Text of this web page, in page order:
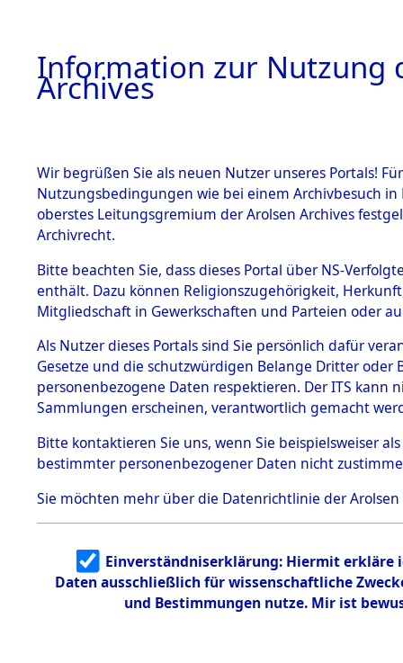
BESTÄNDE
1.
mente
5. Verschiedenes
5.3
Todesmärsche
5.3.1 Alliierte
Erhebungen
zu
Todesmärsch
en
5.3.2
Identifizierun
g
5.3.3
Todesmärsch
und
0064
Information zur Nutzung
Archives
Wir begrüßen Sie als neuen Nutzer unseres Portals!
Nutzungsbedingungen wie bei einem Archivbesuch
oberstes Leitungsgremium der Arolsen Archives
Archivrecht.
Bitte beachten Sie, dass dieses Portal über NS-
enthält. Dazu können Religionszugehörigkeit,
Mitgliedschaft in Gewerkschaften und Parteien oder
Als Nutzer dieses Portals sind Sie persönlich dafür
Gesetze und die schutzwürdigen Belange Dritter
personenbezogene Daten respektieren. Der ITS
Sammlungen erscheinen, verantwortlich gemacht
Bitte kontaktieren Sie uns, wenn Sie beispielsweiser
bestimmter personenbezogener Daten nicht
Sie möchten mehr über die Datenrichtlinie der Arolsen
Einverständniserklärung: Hiermit erkläre
Daten ausschließlich für wissenschaftliche
und Bestimmungen nutze. Mir ist